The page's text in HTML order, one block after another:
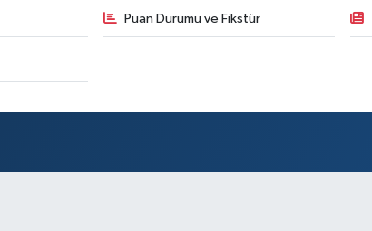
Puan Durumu ve Fikstür